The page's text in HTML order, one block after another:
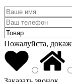
Пожалуйста,